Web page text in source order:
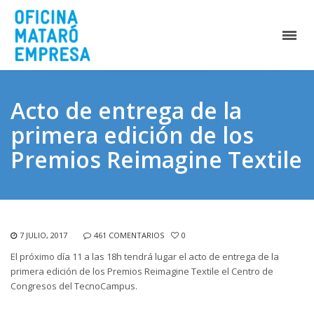
Acto de entrega de la
primera edición de los
Premios Reimagine Textile
7 JULIO, 2017 461 COMENTARIOS 0
El próximo día 11 a las 18h tendrá lugar el acto de entrega de la
primera edición de los Premios Reimagine Textile el Centro de
Congresos del TecnoCampus.